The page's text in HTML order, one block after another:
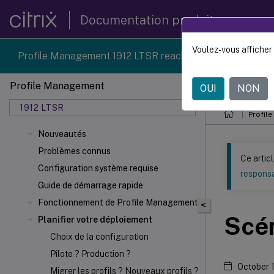
Documentation produit
Profile Management 1912 LTSR reached end-of-life on
Profile Management
1912 LTSR
Nouveautés
Problèmes connus
Configuration système requise
Guide de démarrage rapide
Fonctionnement de Profile Management
Planifier votre déploiement
Choix de la configuration
Pilote ? Production ?
Migrer les profils ? Nouveaux profils ?
Ce contenu
Profile
<
Ce
October
Voulez-vous
OUI NON